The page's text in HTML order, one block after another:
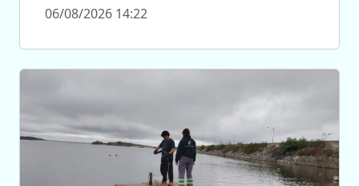
06/08/2026 14:22